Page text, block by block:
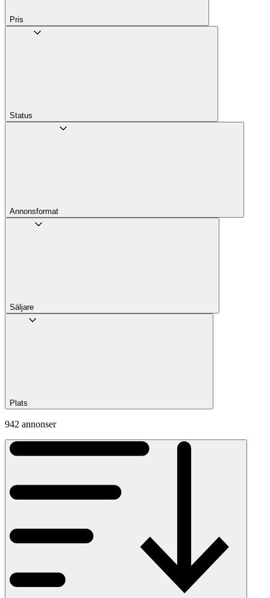
Pris
Status
Annons­format
Säljare
Plats
942 annonser